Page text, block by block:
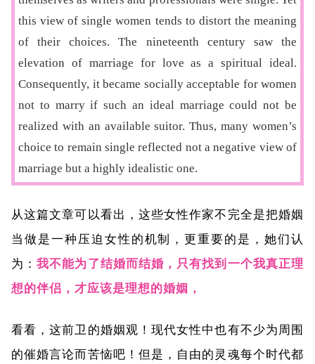
this view of single women tends to distort the meaning
of their choices. The nineteenth century saw the
elevation of marriage for love as a spiritual ideal.
Consequently, it became socially acceptable for women
not to marry if such an ideal marriage could not be
realized with an available suitor. Thus, many women’s
choice to remain single reflected not a negative view of
marriage but a highly idealistic one.
从这篇文章可以看出，这些女性作家不完全是把婚姻
当做是一种压迫女性的机制，更重要的是，她们认
为：我不能为了结婚而结婚，只有找到一个我真正理
想的伴侣，才应该是理想的婚姻，
看看，这前卫的婚姻观！现代女性中也有不少为周围
的催婚言论而苦恼吧！但是，自由的灵魂每个时代都